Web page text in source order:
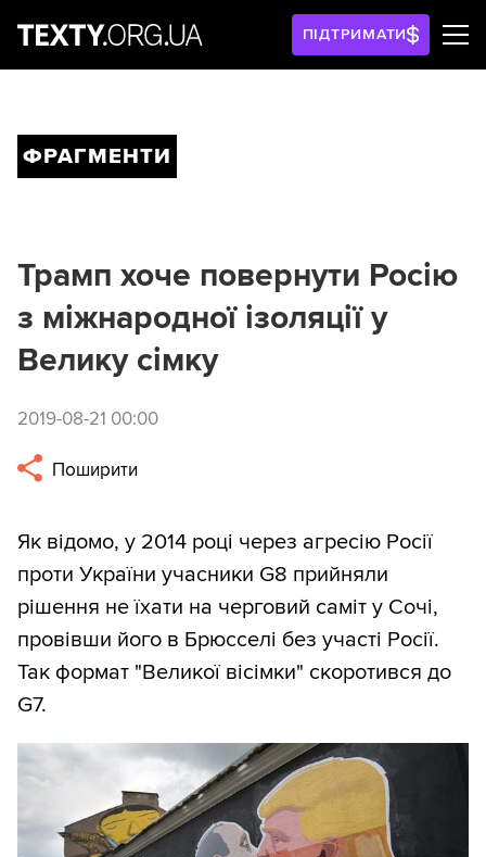
ПІДТРИМАТИ
ФРАГМЕНТИ
Трамп хоче повернути Росію
з міжнародної ізоляції у
Велику сімку
2019-08-21 00:00
Поширити
Як відомо, у 2014 році через агресію Росії
проти України учасники G8 прийняли
рішення не їхати на черговий саміт у Сочі,
провівши його в Брюсселі без участі Росії.
Так формат "Великої вісімки" скоротився до
G7.